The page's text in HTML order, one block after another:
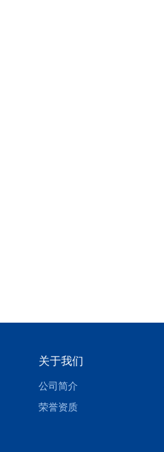
关于我们
公司简介
荣誉资质